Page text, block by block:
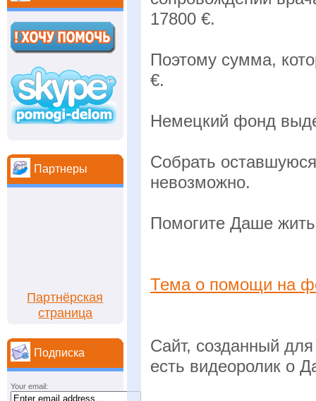
17800 €.
Поэтому сумма,
€.
Немецкий фонд
Собрать
невозможно.
Помогите Даше
Тема о помощи на
Сайт, созданный
есть видеоролик о
Партнеры
Партнёрская
страница
Подписка
Your email: